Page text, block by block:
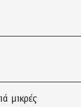
μικρές